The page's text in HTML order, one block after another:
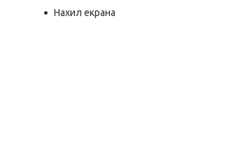
Нахил екрана